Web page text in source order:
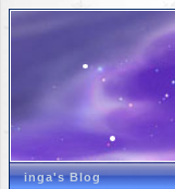
inga's Blog